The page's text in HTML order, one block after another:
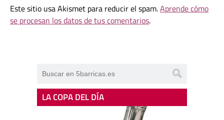
Este sitio usa Akismet para reducir el spam.Aprende cómo
se procesan los datos de tus comentarios.
LA COPA DEL DÍA